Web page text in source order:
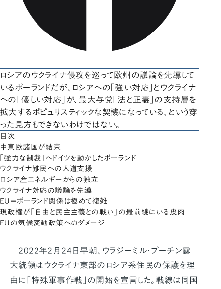
ロシアのウクライナ侵攻を巡って欧州の議論を先導して
いるポーランドだが、ロシアへの「強い対応」とウクライナ
への「優しい対応」が、最大与党「法と正義」の支持層を
拡大するポピュリスティックな契機になっている、という穿
った見方もできないわけではない。
目次
中東欧諸国が結束
「強力な制裁」へドイツを動かしたポーランド
ウクライナ難民への人道支援
ロシア産エネルギーからの独立
ウクライナ対応の議論を先導
EU＝ポーランド関係は極めて複雑
現政権が「自由と民主主義との戦い」の最前線にいる皮肉
EUの気候変動政策へのダメージ
2022年2月24日早朝、ウラジーミル・プーチン露
大統領はウクライナ東部のロシア系住民の保護を理
由に「特殊軍事作戦」の開始を宣言した。戦線は同国